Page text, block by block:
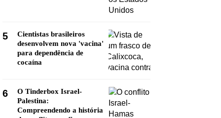
5
Cientistas brasileiros
desenvolvem nova 'vacina'
para dependência de
cocaína
6
O Tinderbox Israel-
Palestina:
Compreendendo a história